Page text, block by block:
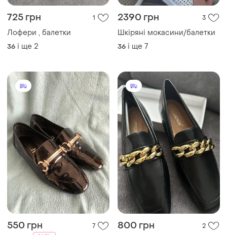
725 грн 1
Лофери , балетки
36 і ще 2
2390 грн 3
Шкіряні мокасини/балетки
36 і ще 7
550 грн 7 800 грн 2